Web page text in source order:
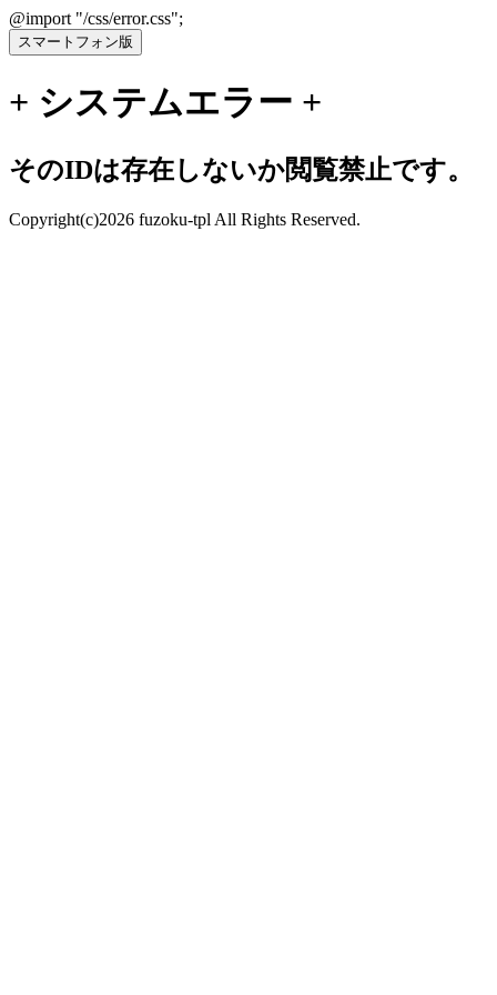
@import "/css/error.css";
+ システムエラー +
そのIDは存在しないか閲覧禁止です。
Copyright(c)2026 fuzoku-tpl All Rights Reserved.